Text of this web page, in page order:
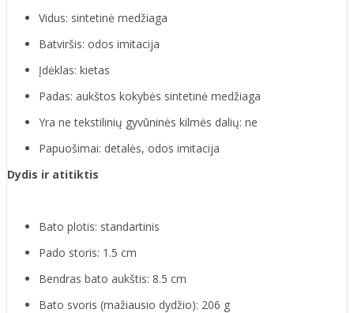
Vidus: sintetinė medžiaga
Batviršis: odos imitacija
Įdėklas: kietas
Padas: aukštos kokybės sintetinė medžiaga
Yra ne tekstilinių gyvūninės kilmės dalių: ne
Papuošimai: detalės, odos imitacija
Dydis ir atitiktis
Bato plotis: standartinis
Pado storis: 1.5 cm
Bendras bato aukštis: 8.5 cm
Bato svoris (mažiausio dydžio): 206 g